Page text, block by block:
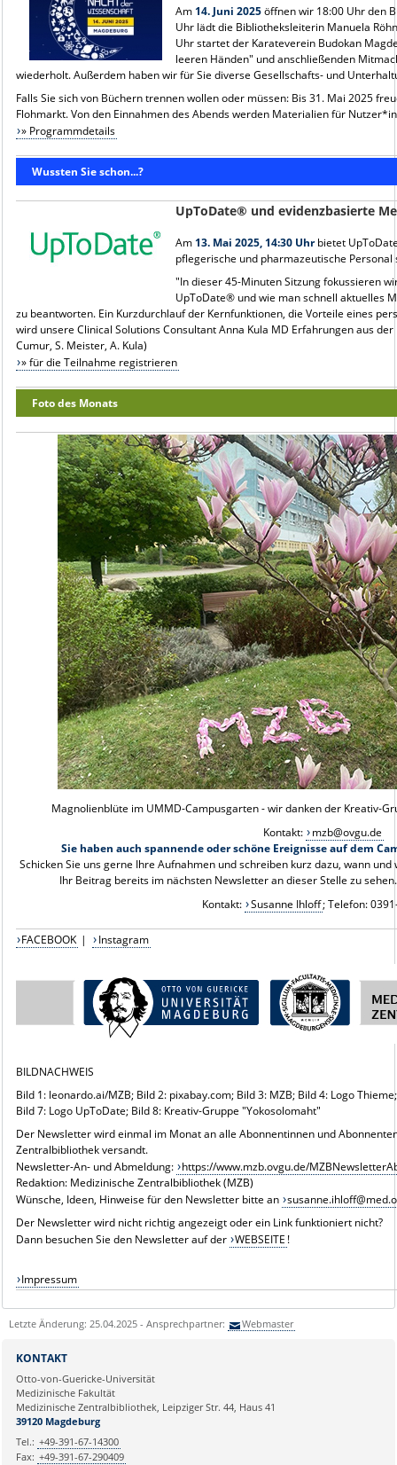
Am14. Juni 2025öffnen wir 18:00 Uhr den
Uhr lädt die Bibliotheksleiterin Manuela
Uhr startet der Karateverein Budokan
leeren Händen" und anschließenden
wiederholt. Außerdem haben wir für Sie diverse Gesellschafts- und
Falls Sie sich von Büchern trennen wollen oder müssen: Bis 31. Mai 2025
Flohmarkt. Von den Einnahmen des Abends werden Materialien für
» Programmdetails
Wussten Sie schon...?
UpToDate® und evidenzbasierte
Am 13. Mai 2025, 14:30 Uhrbietet
pflegerische und pharmazeutische
"In dieser 45-Minuten Sitzung fokussieren
UpToDate® und wie man schnell aktuelles
zu beantworten. Ein Kurzdurchlauf der Kernfunktionen, die Vorteile eines
wird unsere Clinical Solutions Consultant Anna Kula MD Erfahrungen aus
Cumur, S. Meister, A. Kula)
» für die Teilnahme registrieren
Foto des Monats
Magnolienblüte im UMMD-Campusgarten - wir danken der Kreativ-
Kontakt:
mzb@ovgu.de
Sie haben auch spannende oder schöne Ereignisse auf dem
Schicken Sie uns gerne Ihre Aufnahmen und schreiben kurz dazu, wann
Ihr Beitrag bereits im nächsten Newsletter an dieser Stelle zu
Kontakt: Susanne Ihloff; Telefon:
FACEBOOK | Instagram
BILDNACHWEIS
Bild 1: leonardo.ai/MZB; Bild 2: pixabay.com; Bild 3: MZB; Bild 4: Logo
Bild 7: Logo UpToDate; Bild 8: Kreativ-Gruppe "Yokosolomaht"
Der Newsletter wird einmal im Monat an alle Abonnentinnen und
Zentralbibliothek versandt.
Newsletter-An- und Abmeldung: https://www.mzb.ovgu.de/
Redaktion: Medizinische Zentralbibliothek (MZB)
Wünsche, Ideen, Hinweise für den Newsletter bitte an
Der Newsletter wird nicht richtig angezeigt oder ein Link funktioniert nicht?
Dann besuchen Sie den Newsletter auf der WEBSEITE !
Impressum
Letzte Änderung: 25.04.2025 - Ansprechpartner: Webmaster
KONTAKT
Otto-von-Guericke-Universität
Medizinische Fakultät
Medizinische Zentralbibliothek, Leipziger Str. 44, Haus 41
39120 Magdeburg
Tel.: +49-391-67-14300
Fax: +49-391-67-290409